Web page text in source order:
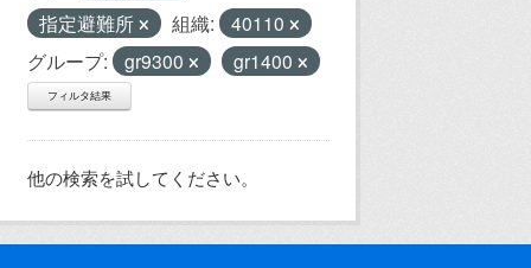
指定避難所
組織:
40110
グループ:
gr9300 gr1400
フィルタ結果
他の検索を試してください。